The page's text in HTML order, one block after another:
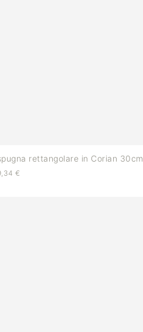
rettangolare in Corian 30cm
€